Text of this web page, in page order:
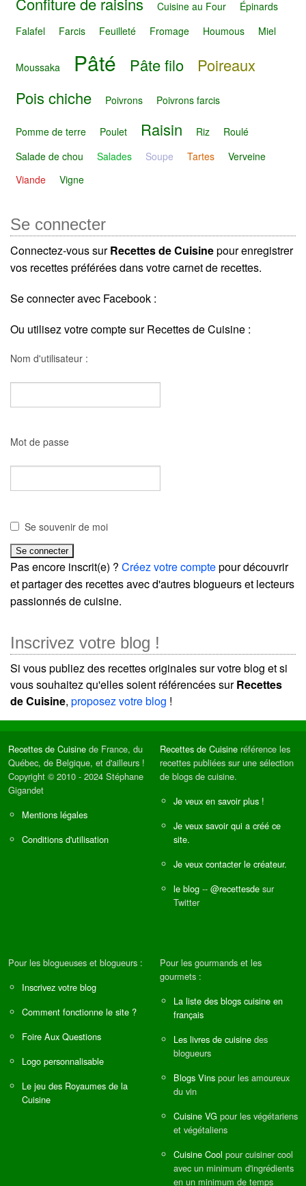
Cuisine au Four
Épinards
Falafel
Farcis Feuilleté Fromage Houmous Miel
Moussaka Pâté Pâte filo
Poireaux
Pois chiche
Poivrons Poivrons farcis
Pomme de terre Poulet Raisin Riz
Roulé
Salade de chou
Salades Soupe Tartes
Verveine
Viande
Vigne
Se connecter
Connectez-vous surRecettes de Cuisinepour enregistrer
vos recettes préférées dans votre carnet de recettes.
Se connecter avec Facebook :
Ou utilisez votre compte sur Recettes de Cuisine :
Nom d'utilisateur :
Mot de passe
Se souvenir de moi
Pas encore inscrit(e) ? Créez votre comptepour découvrir
et partager des recettes avec d'autres blogueurs et lecteurs
passionnés de cuisine.
Inscrivez votre blog !
Si vous publiez des recettes originales sur votre blog et si
vous souhaitez qu'elles soient référencées surRecettes
de Cuisine, proposez votre blog !
Recettes de Cuisine de France, du
Québec, de Belgique, et d'ailleurs !
Copyright © 2010 - 2024 Stéphane
Gigandet
Mentions légales
Conditions d'utilisation
Recettes de Cuisine référence les
recettes publiées sur une sélection
de blogs de cuisine.
Je veux en savoir plus !
Je veux savoir qui a créé ce
site.
Je veux contacter le créateur.
le blog -- @recettesde sur
Twitter
Pour les blogueuses et blogueurs :
Inscrivez votre blog
Comment fonctionne le site ?
Foire Aux Questions
Logo personnalisable
Le jeu des Royaumes de la
Cuisine
Pour les gourmands et les
gourmets :
La liste des blogs cuisine en
français
Les livres de cuisine des
blogueurs
Blogs Vins pour les amoureux
du vin
Cuisine VG pour les végétariens
et végétaliens
Cuisine Cool pour cuisiner cool
avec un minimum d'ingrédients
en un minimum de temps